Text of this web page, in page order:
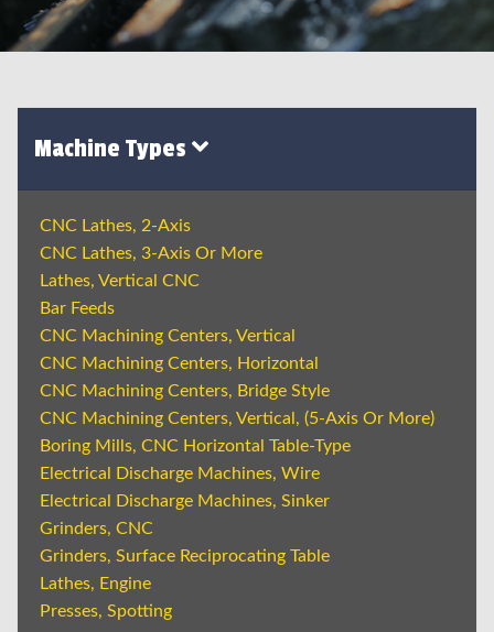
Machine Types
CNC Lathes, 2-Axis
CNC Lathes, 3-Axis Or More
Lathes, Vertical CNC
Bar Feeds
CNC Machining Centers, Vertical
CNC Machining Centers, Horizontal
CNC Machining Centers, Bridge Style
CNC Machining Centers, Vertical, (5-Axis Or More)
Boring Mills, CNC Horizontal Table-Type
Electrical Discharge Machines, Wire
Electrical Discharge Machines, Sinker
Grinders, CNC
Grinders, Surface Reciprocating Table
Lathes, Engine
Presses, Spotting